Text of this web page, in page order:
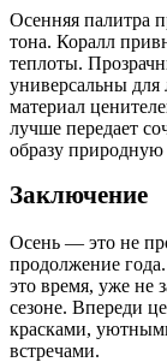
Осенняя палитра
тона. Коралл
теплоты.
универсальны
материал
лучше передает
образу
Заключение
Осень — это не
продолжение
это время, уже не
сезоне. Впереди
красками,
встречами.